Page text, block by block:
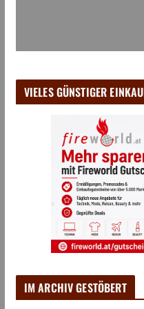
VIELES GÜNSTIGER
IM ARCHIV GESTÖBERT